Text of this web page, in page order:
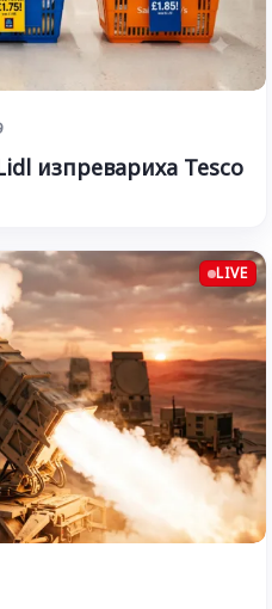
изпревариха Tesco
LIVE